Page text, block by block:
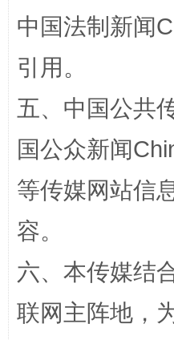
国家大学科技园优化
中国法制新闻
引用。
五、中国公共
国公众新闻
等传媒网站信
容。
六、本传媒结
联网主阵地，